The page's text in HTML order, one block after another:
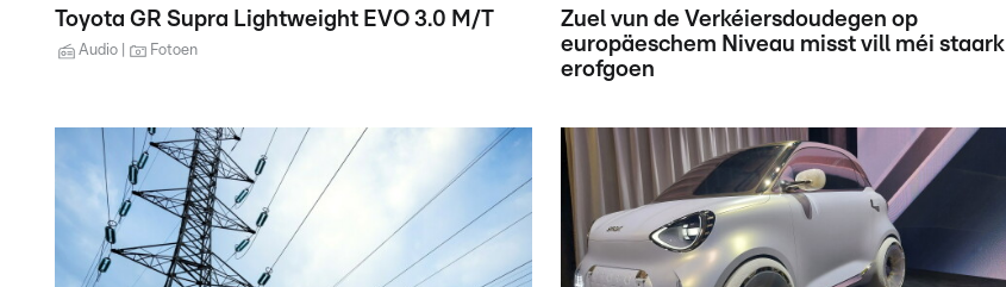
Toyota GR Supra Lightweight EVO 3.0 M/T
Audio Fotoen
Zuel vun de Verkéiersdoudegen op
europäeschem Niveau misst vill méi staark
erofgoen